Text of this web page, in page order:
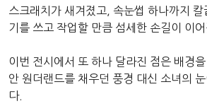
스크래치가 새겨졌고, 속눈썹 하나까지
기를 쓰고 작업할 만큼 섬세한 손길이 이어
이번 전시에서 또 하나 달라진 점은 배경
안 원더랜드를 채우던 풍경 대신 소녀의
다.